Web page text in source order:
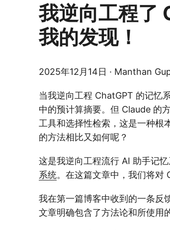
我逆向工程了
我的发现！
2025年12月14日 · Manthan
当我逆向工程 ChatGPT 的记忆
中的预计算摘要。但 Claude 的
工具和选择性检索，这是一种根
的方法相比又如何呢？
这是我逆向工程流行 AI 助手记
系统。在这篇文章中，我们将
我在第一篇博客中收到的一条反
文章明确包含了方法论和所使用